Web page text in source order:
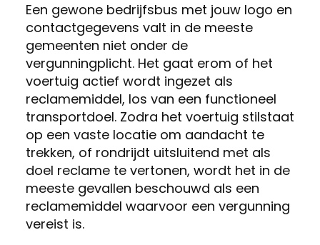
Een gewone bedrijfsbus met jouw logo en
contactgegevens valt in de meeste
gemeenten niet onder de
vergunningplicht. Het gaat erom of het
voertuig actief wordt ingezet als
reclamemiddel, los van een functioneel
transportdoel. Zodra het voertuig stilstaat
op een vaste locatie om aandacht te
trekken, of rondrijdt uitsluitend met als
doel reclame te vertonen, wordt het in de
meeste gevallen beschouwd als een
reclamemiddel waarvoor een vergunning
vereist is.